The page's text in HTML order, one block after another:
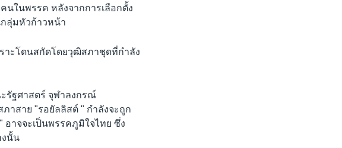
ในพรรค หลังจากการเลือกตั้ง
กลุ่มหัวก้าวหน้า
าะโดนสกัดโดยวุฒิสภาชุดที่กำลัง
รัฐศาสตร์ จุฬาลงกรณ์
าสาย "รอยัลลิสต์ " กำลังจะถูก
าจจะเป็นพรรคภูมิใจไทย ซึ่ง
งนั้น